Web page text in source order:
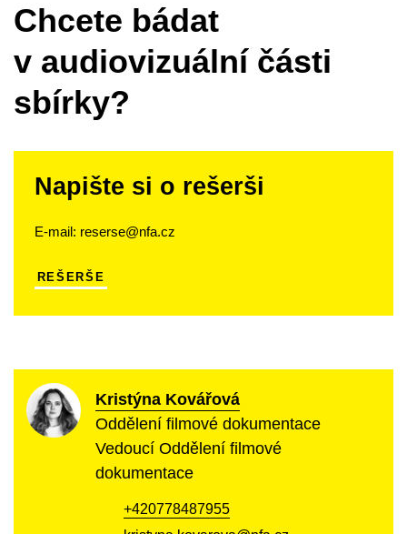
Chcete bádat
v audiovizuální části
sbírky?
Napište si o rešerši
E-mail: reserse@nfa.cz
REŠERŠE
Kristýna Kovářová
Oddělení filmové dokumentace
Vedoucí Oddělení filmové
dokumentace
+420778487955